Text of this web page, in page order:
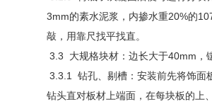
3mm的素水泥浆，内掺水重20%的
敲，用靠尺找平找直。
3.3 大规格块材：边长大于40mm，
3.3.1 钻孔、剔槽：安装前先将饰面
钻头直对板材上端面，在每块板的上